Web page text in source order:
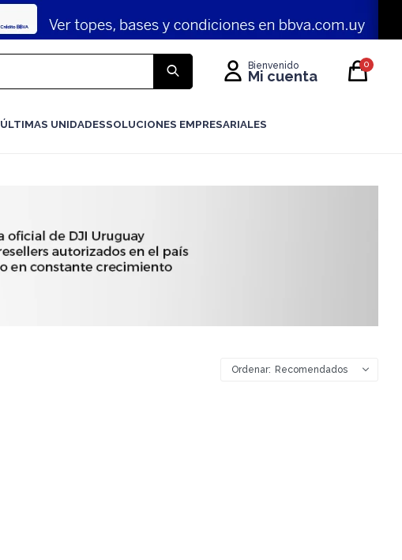
ÚLTIMAS UNIDADESSOLUCIONES EMPRESARIALES
0
Recomendados